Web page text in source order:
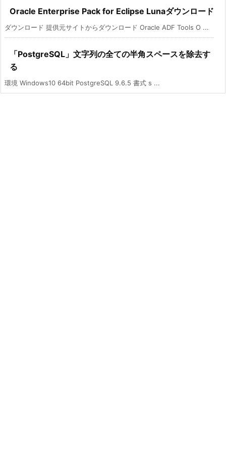
Oracle Enterprise Pack for Eclipse Lunaダウンロード
ダウンロード 提供元サイトからダウンロード Oracle ADF Tools O ...
「PostgreSQL」文字列の全ての半角スペースを除去す
る
環境 Windows10 64bit PostgreSQL 9.6.5 書式 s ...